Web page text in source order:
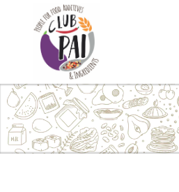
Skip to content